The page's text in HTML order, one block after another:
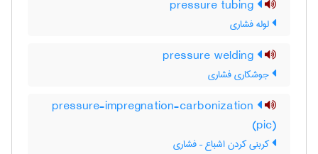
لوله فشاری
جوشکاری فشاری
pressure-impregnation-carbonization
(pic)
کربنی کردن اشباع – فشاری